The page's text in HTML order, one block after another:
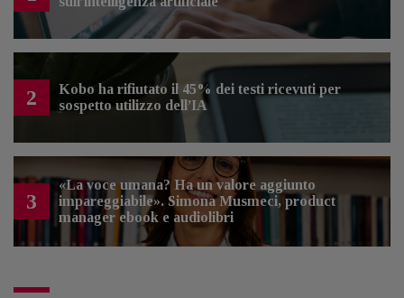
2
Kobo ha rifiutato il 45% dei testi ricevuti per
sospetto utilizzo dell’IA
3
«La voce umana? Ha un valore aggiunto
impareggiabile». Simona Musmeci, product
manager ebook e audiolibri